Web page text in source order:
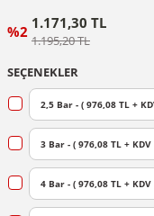
%2 1.171,30 TL
1.195,20 TL
SEÇENEKLER
2,5 Bar - ( 976,08 TL +
3 Bar - ( 976,08 TL + KDV
4 Bar - ( 976,08 TL + KDV